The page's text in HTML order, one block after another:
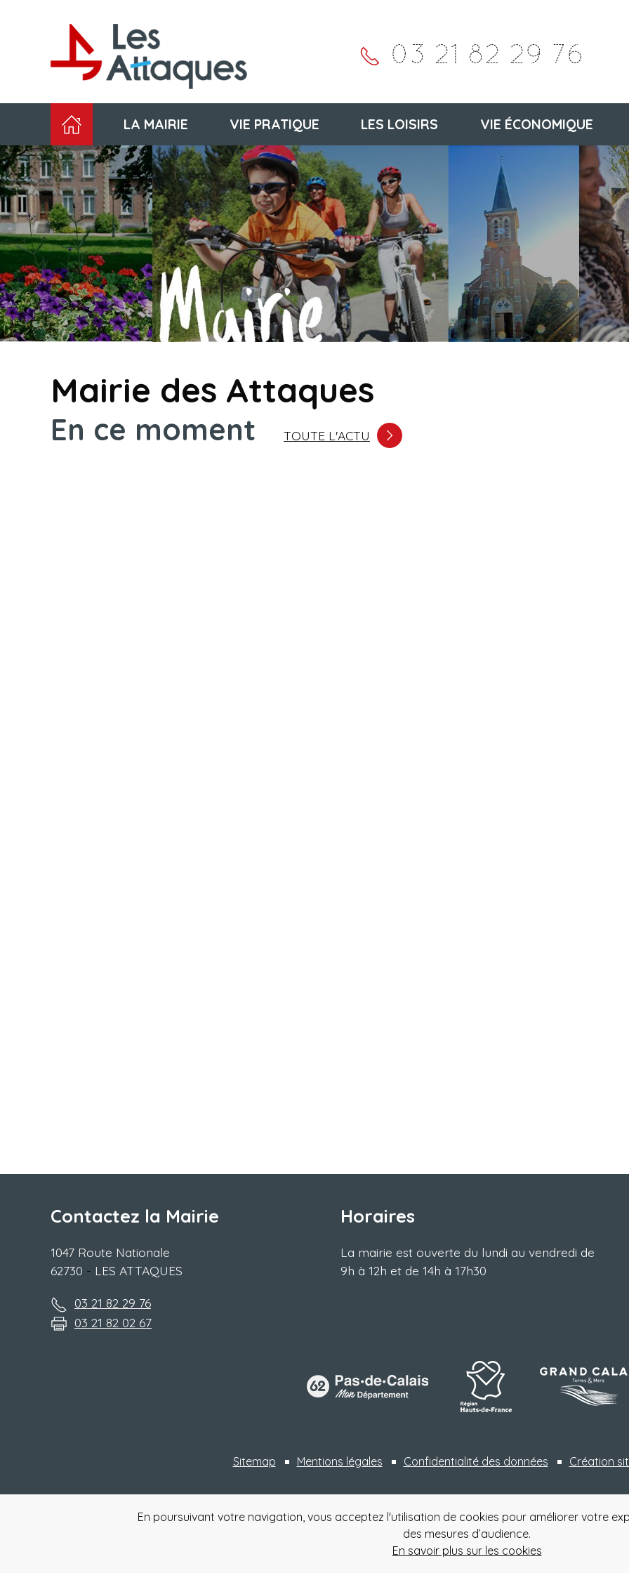
03 21 82 29 76
LA MAIRIE VIE PRATIQUE LES LOISIRS VIE ÉCONOMIQUE
Mairie des Attaques
En ce moment TOUTE L'ACTU
Contactez la Mairie
1047 Route Nationale
62730 - LES ATTAQUES
03 21 82 29 76
03 21 82 02 67
Horaires
La mairie est ouverte du lundi au vendredi de
9h à 12h et de 14h à 17h30
Sitemap Mentions légales Confidentialité des données Création
En poursuivant votre navigation, vous acceptez l'utilisation de cookies pour améliorer votre
des mesures d’audience.
En savoir plus sur les cookies